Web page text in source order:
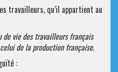
travailleurs, qu’il appartient au
de vie des travailleurs français
de la production française.
: